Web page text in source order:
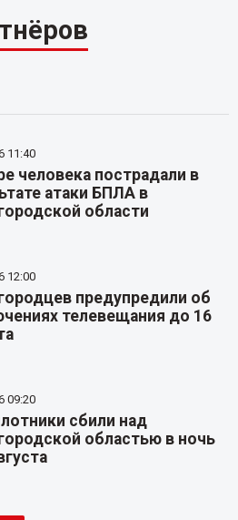
11:40
человека пострадали в
атаки БПЛА в
области
12:00
предупредили об
телевещания до 16
09:20
сбили над
областью в ночь